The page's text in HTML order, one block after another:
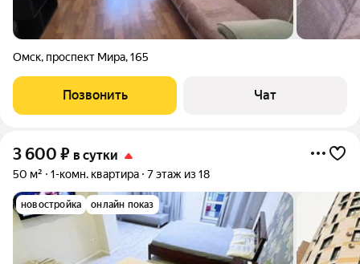
Омск, проспект Мира,165
Позвонить Чат
3 600 ₽ в сутки
50 м² 1-комн. квартира 7 этаж из 18
новостройка онлайн показ